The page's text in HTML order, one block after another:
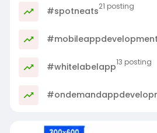
#spotneats21 posting
#mobileappdevelopment
#whitelabelapp13 posting